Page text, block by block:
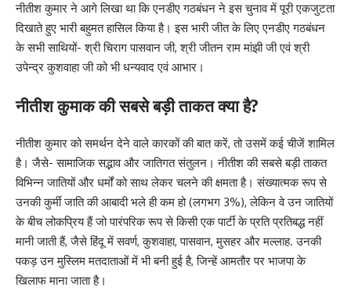
नीतीश कुमार ने आगे लिखा था कि एनडीए गठबंधन ने इस चुनाव में पूरी एकजुटता
दिखाते हुए भारी बहुमत हासिल किया है। इस भारी जीत के लिए एनडीए गठबंधन
के सभी साथियों- श्री चिराग पासवान जी, श्री जीतन राम मांझी जी एवं श्री
उपेन्द्र कुशवाहा जी को भी धन्यवाद एवं आभार।
नीतीश कुमाक की सबसे बड़ी ताकत क्या है?
नीतीश कुमार को समर्थन देने वाले कारकों की बात करें, तो उसमें कई चीजें शामिल
है। जैसे- सामाजिक सद्भाव और जातिगत संतुलन। नीतीश की सबसे बड़ी ताकत
विभिन्न जातियों और धर्मों को साथ लेकर चलने की क्षमता है। संख्यात्मक रूप से
उनकी कुर्मी जाति की आबादी भले ही कम हो (लगभग 3%), लेकिन वे उन जातियों
के बीच लोकप्रिय हैं जो पारंपरिक रूप से किसी एक पार्टी के प्रति प्रतिबद्ध नहीं
मानी जाती हैं, जैसे हिंदू में सवर्ण, कुशवाहा, पासवान, मुसहर और मल्लाह. उनकी
पकड़ उन मुस्लिम मतदाताओं में भी बनी हुई है, जिन्हें आमतौर पर भाजपा के
खिलाफ माना जाता है।